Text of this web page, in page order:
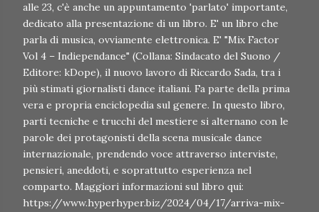
alle 23, c'è anche un appuntamento 'parlato' importante,
dedicato alla presentazione di un libro. E' un libro che
parla di musica, ovviamente elettronica. E' "Mix Factor
Vol 4 – Indiependance" (Collana: Sindacato del Suono /
Editore: kDope), il nuovo lavoro di Riccardo Sada, tra i
più stimati giornalisti dance italiani. Fa parte della prima
vera e propria enciclopedia sul genere. In questo libro,
parti tecniche e trucchi del mestiere si alternano con le
parole dei protagonisti della scena musicale dance
internazionale, prendendo voce attraverso interviste,
pensieri, aneddoti, e soprattutto esperienza nel
comparto. Maggiori informazioni sul libro qui:
https://www.hyperhyper.biz/2024/04/17/arriva-mix-